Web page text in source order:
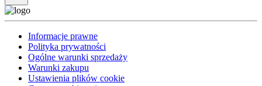
Informacje prawne
Polityka prywatności
Ogólne warunki sprzedaży
Warunki zakupu
Ustawienia plików cookie